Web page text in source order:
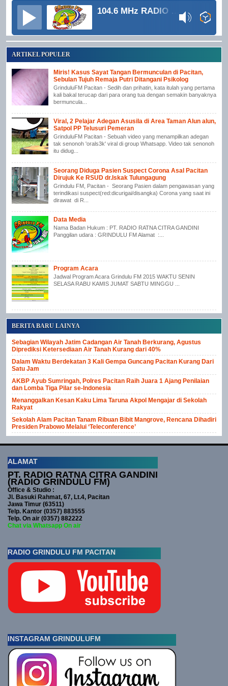
104.6 MHz RADIO GRINDULU FM
ARTIKEL POPULER
Miris! Kasus Sayat Tangan Bermunculan di Pacitan,
Sebulan Tujuh Remaja Putri Ditangani Psikolog
GrinduluFM Pacitan - Sedih dan prihatin, kata itulah yang pertama
kali bakal terucap dari para orang tua dengan semakin banyaknya
bermuncula...
Viral, 2 Pelajar Adegan Asusila di Area Taman Alun alun,
Satpol PP Telusuri Pemeran
GrinduluFM Pacitan - Sebuah video yang menampilkan adegan
tak senonoh 'orals3k' viral di group Whatsapp. Video tak senonoh
itu didug...
Seorang Diduga Pasien Suspect Corona Asal Pacitan
Dirujuk Ke RSUD dr.Iskak Tulungagung
Grindulu FM, Pacitan - Seorang Pasien dalam pengawasan yang
terindikasi suspect(red:dicurigai/disangka) Corona yang saat ini
dirawat di R...
Data Media
Nama Badan Hukum : PT. RADIO RATNA CITRA GANDINI
Panggilan udara : GRINDULU FM Alamat :...
Program Acara
Jadwal Program Acara Grindulu FM 2015 WAKTU SENIN
SELASA RABU KAMIS JUMAT SABTU MINGGU ...
BERITA BARU LAINYA
Sebagian Wilayah Jatim Cadangan Air Tanah Berkurang, Agustus
Diprediksi Ketersediaan Air Tanah Kurang dari 40%
Dalam Waktu Berdekatan 3 Kali Gempa Guncang Pacitan Kurang Dari
Satu Jam
AKBP Ayub Sumringah, Polres Pacitan Raih Juara 1 Ajang Penilaian
dan Lomba Tiga Pilar se-Indonesia
Menanggalkan Kesan Kaku Lima Taruna Akpol Mengajar di Sekolah
Rakyat
Sekolah Alam Pacitan Tanam Ribuan Bibit Mangrove, Rencana Dihadiri
Presiden Prabowo Melalui ‘Teleconference’
ALAMAT
PT. RADIO RATNA CITRA GANDINI
(RADIO GRINDULU FM)
Office & Studio :
Jl. Basuki Rahmat, 67, Lt.4, Pacitan
Jawa Timur (63511)
Telp. Kantor (0357) 883555
Telp. On air (0357) 882222
Chat via Whatsapp On air
RADIO GRINDULU FM PACITAN
INSTAGRAM GRINDULUFM